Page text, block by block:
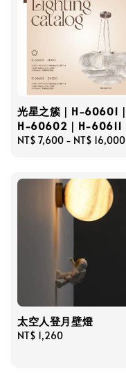
光星之簇｜H-60601｜
H-60602｜H-60611
Regular
NT$ 7,600 - NT$ 16,000
太空人登月壁燈
Regular
NT$ 1,260